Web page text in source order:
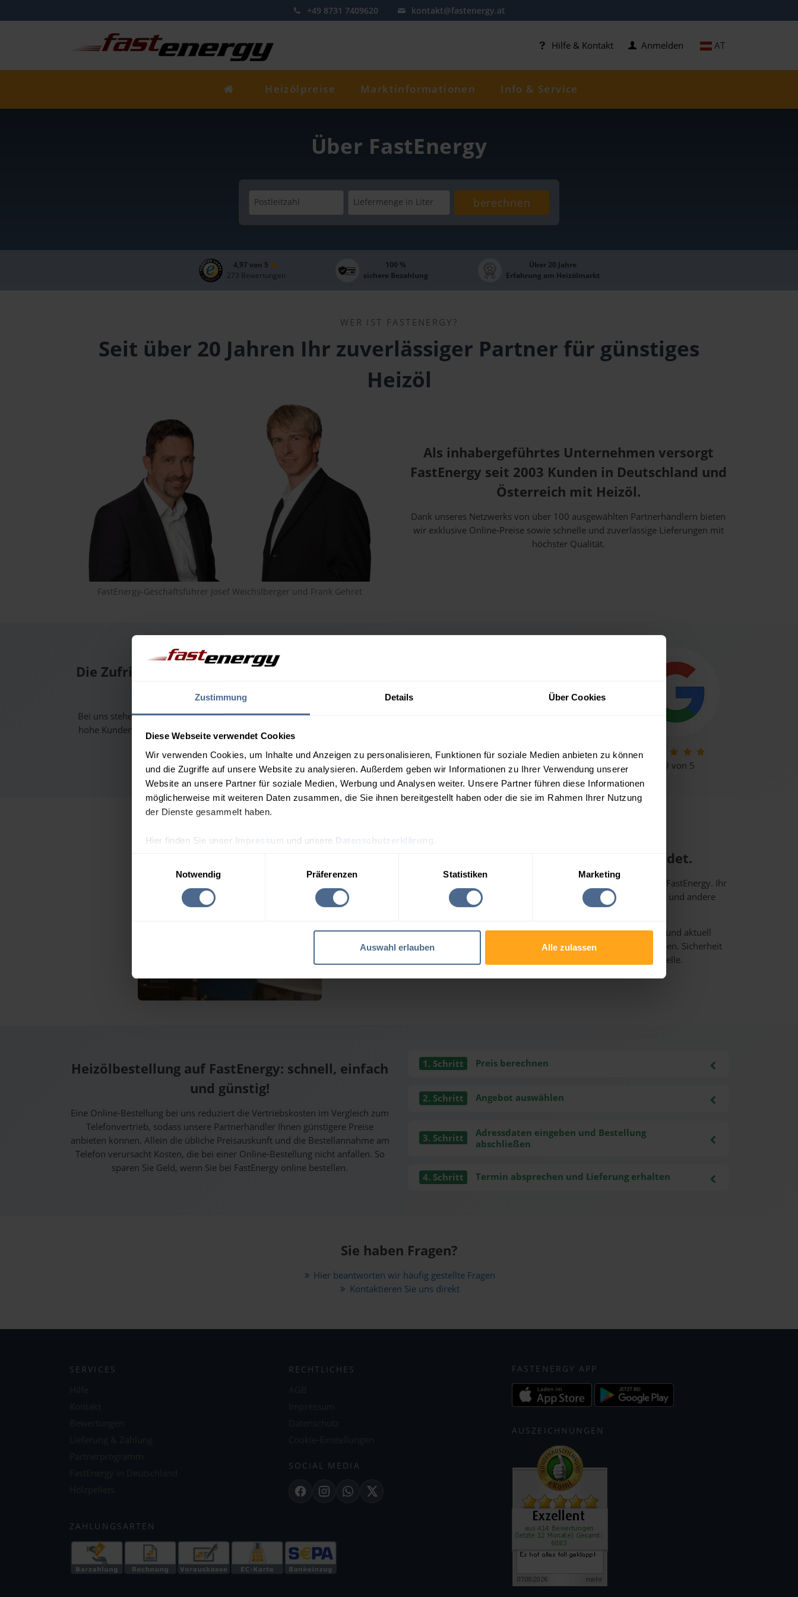
Zustimmung Details Über Cookies
Diese Webseite verwendet Cookies
Wir verwenden Cookies, um Inhalte und Anzeigen zu personalisieren, Funktionen für soziale Medien anbieten zu können
und die Zugriffe auf unsere Website zu analysieren. Außerdem geben wir Informationen zu Ihrer Verwendung unserer
Website an unsere Partner für soziale Medien, Werbung und Analysen weiter. Unsere Partner führen diese Informationen
möglicherweise mit weiteren Daten zusammen, die Sie ihnen bereitgestellt haben oder die sie im Rahmen Ihrer Nutzung
der Dienste gesammelt haben.
Hier finden Sie unser Impressum und unsere Datenschutzerklärung
Notwendig
Präferenzen Statistiken Marketing
Auswahl erlauben Alle zulassen
+49 8731 7409620 kontakt@fastenergy.at
AT
Hilfe & Kontakt Anmelden
Heizölpreise Marktinformationen Info & Service
Über FastEnergy
Postleitzahl Liefermenge in Liter berechnen
4,97 von 5
273 Bewertungen
100 %
sichere Bezahlung
Über 20 Jahre
Erfahrung am Heizölmarkt
WER IST FASTENERGY?
Seit über 20 Jahren Ihr zuverlässiger Partner für günstiges
Heizöl
FastEnergy-Geschäftsführer Josef Weichslberger und Frank Gehret
Als inhabergeführtes Unternehmen versorgt
FastEnergy seit 2003 Kunden in Deutschland und
Österreich mit Heizöl.
Dank unseres Netzwerks von über 100 ausgewählten Partnerhändlern bieten
wir exklusive Online-Preise sowie schnelle und zuverlässige Lieferungen mit
höchster Qualität.
Die Zufriedenheit unserer Kunden zeichnet uns
aus.
Bei uns stehen neben einem günstigen Preis auch Zuverlässigkeit und eine
hohe Kundenzufriedenheit im Fokus. Das belegen unsere Auszeichnungen
und positiven Kundenbewertungen.
Exzellent
Sehr gut 4,9 von 5
Von Ölheizern für Ölheizer gegründet.
Im Jahr 2003 gründeten Frank Gehret und Josef Weichslberger FastEnergy. Ihr
Ziel war es, das Internet zu nutzen, um Heizöl für sich selbst und andere
Kunden günstig und einfach online zu bestellen.
Wir legen großen Wert darauf, alle Kaufinformationen klar und aktuell
bereitzustellen, damit Sie die beste Entscheidung treffen können. Sicherheit
und Zuverlässigkeit stehen dabei immer an erster Stelle.
Heizölbestellung auf FastEnergy: schnell, einfach
und günstig!
Eine Online-Bestellung bei uns reduziert die Vertriebskosten im Vergleich zum
Telefonvertrieb, sodass unsere Partnerhändler Ihnen günstigere Preise
anbieten können. Allein die übliche Preisauskunft und die Bestellannahme am
Telefon verursacht Kosten, die bei einer Online-Bestellung nicht anfallen. So
sparen Sie Geld, wenn Sie bei FastEnergy online bestellen.
1. Schritt Preis berechnen
2. Schritt Angebot auswählen
3. Schritt
Adressdaten eingeben und Bestellung
abschließen
4. Schritt Termin absprechen und Lieferung erhalten
Sie haben Fragen?
Hier beantworten wir häufig gestellte Fragen
Kontaktieren Sie uns direkt
SERVICES RECHTLICHES
SOCIAL MEDIA
FacebookInstagramWhatsApp
X
ZAHLUNGSARTEN
FASTENERGY APP
AUSZEICHNUNGEN